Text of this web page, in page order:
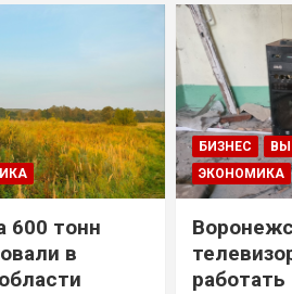
600 тонн
в
БИЗНЕС
ЭКОНОМИКА
работать